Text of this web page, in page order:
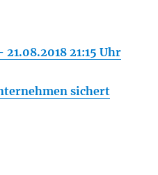
21:15 Uhr
sichert